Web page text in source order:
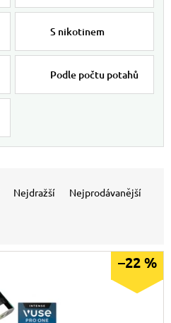
S nikotinem
Podle počtu potahů
Nejdražší Nejprodávanější
–22 %